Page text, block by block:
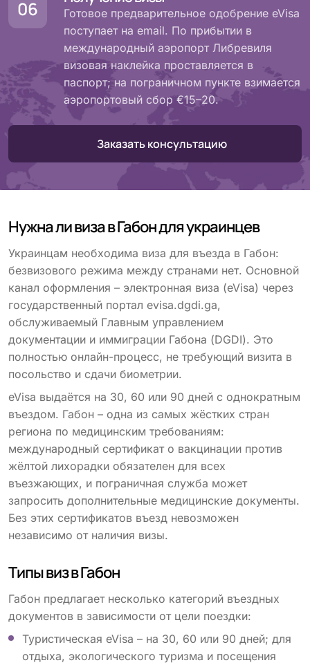
Готовое предварительное одобрение eVisa
поступает на email. По прибытии в
международный аэропорт Либревиля
визовая наклейка проставляется в
паспорт; на пограничном пункте взимается
аэропортовый сбор €15–20.
Заказать консультацию
Нужна ли виза в Габон для украинцев
Украинцам необходима виза для въезда в Габон:
безвизового режима между странами нет. Основной
канал оформления – электронная виза (eVisa) через
государственный портал evisa.dgdi.ga,
обслуживаемый Главным управлением
документации и иммиграции Габона (DGDI). Это
полностью онлайн-процесс, не требующий визита в
посольство и сдачи биометрии.
eVisa выдаётся на 30, 60 или 90 дней с однократным
въездом. Габон – одна из самых жёстких стран
региона по медицинским требованиям:
международный сертификат о вакцинации против
жёлтой лихорадки обязателен для всех
въезжающих, и пограничная служба может
запросить дополнительные медицинские документы.
Без этих сертификатов въезд невозможен
независимо от наличия визы.
Типы виз в Габон
Габон предлагает несколько категорий въездных
документов в зависимости от цели поездки:
Туристическая eVisa – на 30, 60 или 90 дней; для
отдыха, экологического туризма и посещения